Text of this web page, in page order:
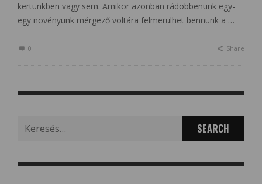
kertünkben vagy sem. Amikor azonban rádöbbenünk egy-
egy növényünk mérgező voltára felmerülhet bennünk a …
0 Share